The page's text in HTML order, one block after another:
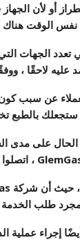
أو لأن
الوقت هناك
تعدد الجهات
لاحقًا ،
بمجرد طلب
إجراء عملية